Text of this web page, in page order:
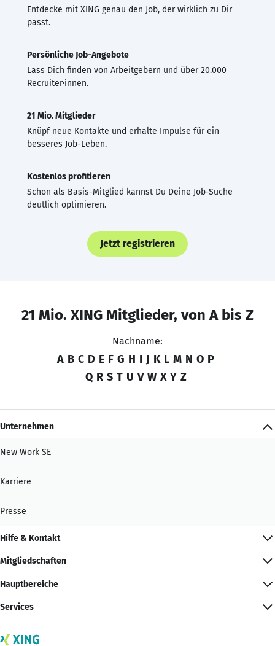
Entdecke mit XING genau den Job, der wirklich zu Dir
passt.
Persönliche Job-Angebote
Lass Dich finden von Arbeitgebern und über 20.000
Recruiter·innen.
21 Mio. Mitglieder
Knüpf neue Kontakte und erhalte Impulse für ein
besseres Job-Leben.
Kostenlos profitieren
Schon als Basis-Mitglied kannst Du Deine Job-Suche
deutlich optimieren.
Jetzt registrieren
21 Mio. XING Mitglieder, von A bis Z
Nachname:
A B C D E F G H I J K L M N O P
Q R S T U V W X Y Z
Unternehmen
New Work SE
Karriere
Presse
Hilfe & Kontakt
Mitgliedschaften
Hauptbereiche
Services